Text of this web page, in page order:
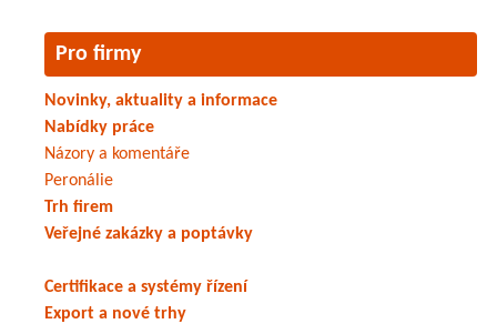
Pro firmy
Novinky, aktuality a informace
Nabídky práce
Názory a komentáře
Peronálie
Trh firem
Veřejné zakázky a poptávky
Certifikace a systémy řízení
Export a nové trhy